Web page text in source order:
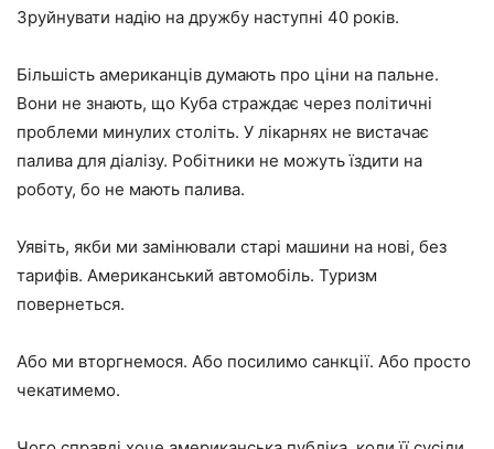
Зруйнувати надію на дружбу наступні 40 років.
Більшість американців думають про ціни на пальне.
Вони не знають, що Куба страждає через політичні
проблеми минулих століть. У лікарнях не вистачає
палива для діалізу. Робітники не можуть їздити на
роботу, бо не мають палива.
Уявіть, якби ми замінювали старі машини на нові, без
тарифів. Американський автомобіль. Туризм
повернеться.
Або ми вторгнемося. Або посилимо санкції. Або просто
чекатимемо.